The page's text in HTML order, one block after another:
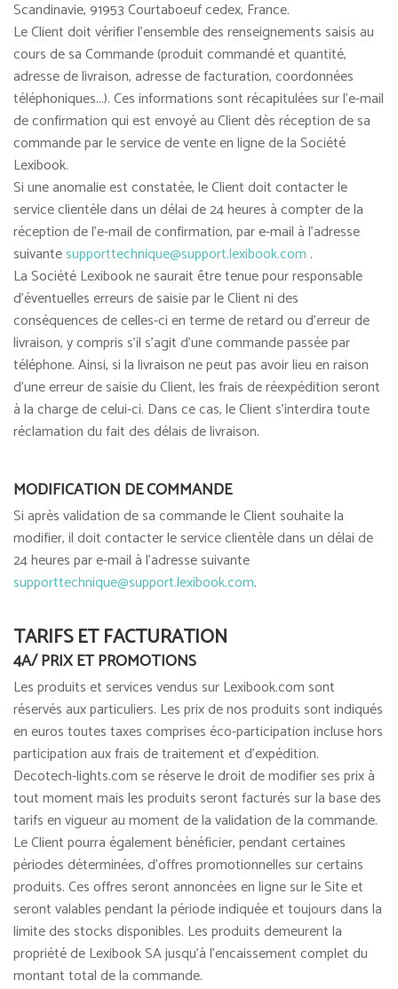
Scandinavie, 91953 Courtaboeuf cedex, France.
Le Client doit vérifier l'ensemble des renseignements saisis au
cours de sa Commande (produit commandé et quantité,
adresse de livraison, adresse de facturation, coordonnées
téléphoniques...). Ces informations sont récapitulées sur l'e-mail
de confirmation qui est envoyé au Client dès réception de sa
commande par le service de vente en ligne de la Société
Lexibook.
Si une anomalie est constatée, le Client doit contacter le
service clientèle dans un délai de 24 heures à compter de la
réception de l'e-mail de confirmation, par e-mail à l'adresse
suivantesupporttechnique@support.lexibook.com .
La Société Lexibook ne saurait être tenue pour responsable
d'éventuelles erreurs de saisie par le Client ni des
conséquences de celles-ci en terme de retard ou d'erreur de
livraison, y compris s'il s'agit d'une commande passée par
téléphone. Ainsi, si la livraison ne peut pas avoir lieu en raison
d'une erreur de saisie du Client, les frais de réexpédition seront
à la charge de celui-ci. Dans ce cas, le Client s'interdira toute
réclamation du fait des délais de livraison.
MODIFICATION DE COMMANDE
Si après validation de sa commande le Client souhaite la
modifier, il doit contacter le service clientèle dans un délai de
24 heures par e-mail à l’adresse suivante
supporttechnique@support.lexibook.com.
TARIFS ET FACTURATION
4A/ PRIX ET PROMOTIONS
Les produits et services vendus sur Lexibook.com sont
réservés aux particuliers. Les prix de nos produits sont indiqués
en euros toutes taxes comprises éco-participation incluse hors
participation aux frais de traitement et d’expédition.
Decotech-lights.com se réserve le droit de modifier ses prix à
tout moment mais les produits seront facturés sur la base des
tarifs en vigueur au moment de la validation de la commande.
Le Client pourra également bénéficier, pendant certaines
périodes déterminées, d'offres promotionnelles sur certains
produits. Ces offres seront annoncées en ligne sur le Site et
seront valables pendant la période indiquée et toujours dans la
limite des stocks disponibles. Les produits demeurent la
propriété de Lexibook SA jusqu’à l’encaissement complet du
montant total de la commande.